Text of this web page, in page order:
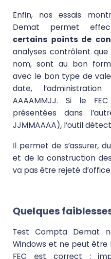
Enfin, nos essais
Demat permet
certains points de
analyses contrôlent
nom, sont au bon
avec le bon type de
date,
AAAAMMJJ. Si le
présentées dans
JJMMAAAA), l’outil
Il permet de s’assurer,
et de la construction
va pas être rejeté d’office.
Quelques
Test Compta Demat
Windows et ne peut
FEC est correct :